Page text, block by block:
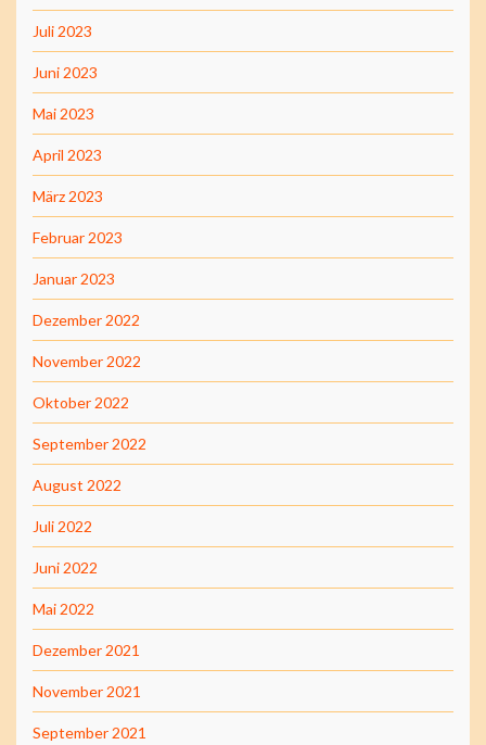
Juli 2023
Juni 2023
Mai 2023
April 2023
März 2023
Februar 2023
Januar 2023
Dezember 2022
November 2022
Oktober 2022
September 2022
August 2022
Juli 2022
Juni 2022
Mai 2022
Dezember 2021
November 2021
September 2021